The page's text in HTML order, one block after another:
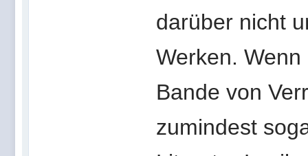
darüber nicht
Werken.
Bande von
zumindest